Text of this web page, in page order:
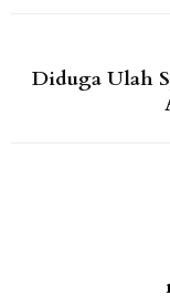
Diduga Ulah